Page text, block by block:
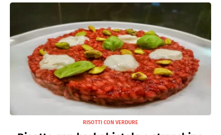
RISOTTI CON VERDURE